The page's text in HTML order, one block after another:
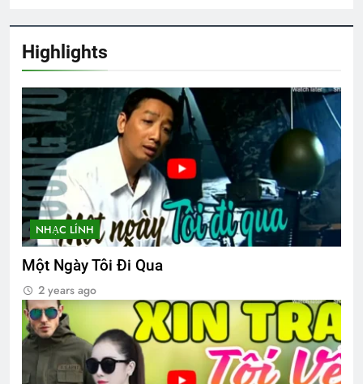
Tang Lễ Lương Huỳnh Hương K16
CTBCTY Tập IV chương 40
3 Years Ago
ÁNH SÁNG HIỆN CÓ TRONG MÙA
XUÂN (Emily Dickinson)
3 Years Ago
3 Years Ago
TÔN CHỦ CỦA TÔI (Rabindranath
Tagore)
Highlights
NHẠC LÍNH
Một Ngày Tôi Đi Qua
2 years ago